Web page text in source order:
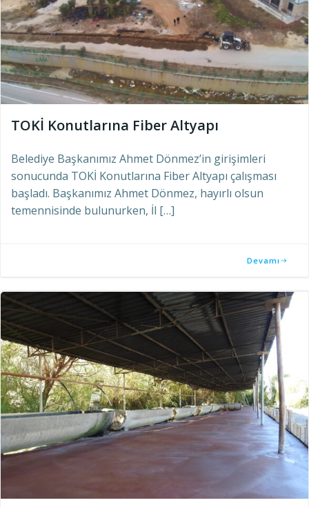
TOKİ Konutlarına Fiber Altyapı
Belediye Başkanımız Ahmet Dönmez’in girişimleri
sonucunda TOKİ Konutlarına Fiber Altyapı çalışması
başladı. Başkanımız Ahmet Dönmez, hayırlı olsun
temennisinde bulunurken, İl […]
Devamı